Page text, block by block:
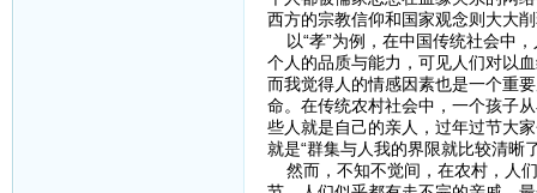
西方的宗教信仰和国家观念则大大
以“孝”为例，在中国传统社会中
个人的品质与能力，可见人们对以
而我觉得人的情感因素也是一个重
命。在传统农村社会中，一个孩子
些人就是自己的亲人，过年过节大
就是“群集与人我的界限就比较清晰
然而，不知不觉间，在农村，人